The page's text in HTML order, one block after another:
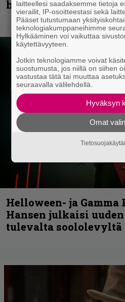
helvetin väsyneenä…”
Helloween- ja Gamma
Hansen julkaisi
tulevalta soololevyltä
laitteellesi saadaksemme tietoja
vierailit, IP-osoitteestasi sekä
Pääset tutustumaan
teknologiakumppaneihimme
Hylkääminen voi vaikuttaa
käytettävyyteen.
Jotkin teknologiamme voivat
suostumusta, jos niillä on siihen
vastustaa tätä tai muuttaa
seuraavalla välilehdellä.
Hyväksyn
Omat